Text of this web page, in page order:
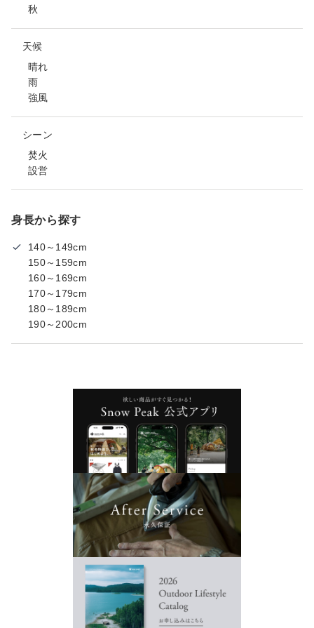
秋
天候
晴れ
雨
強風
シーン
焚火
設営
身長から探す
140～149cm
150～159cm
160～169cm
170～179cm
180～189cm
190～200cm